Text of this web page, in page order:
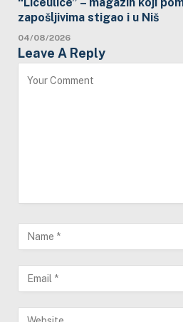
zapošljivima stigao i u Niš
04/08/2026
Leave A Reply